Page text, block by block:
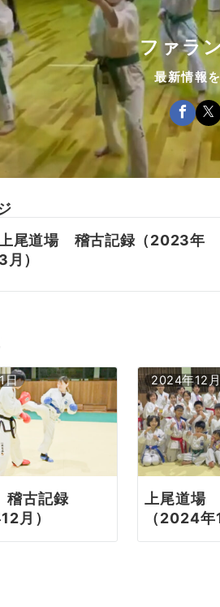
ファラ
最新情報
上尾道場 稽古記録（2023年
3月）
日
稽古記録
月）
2024年12
上尾道場
（2024